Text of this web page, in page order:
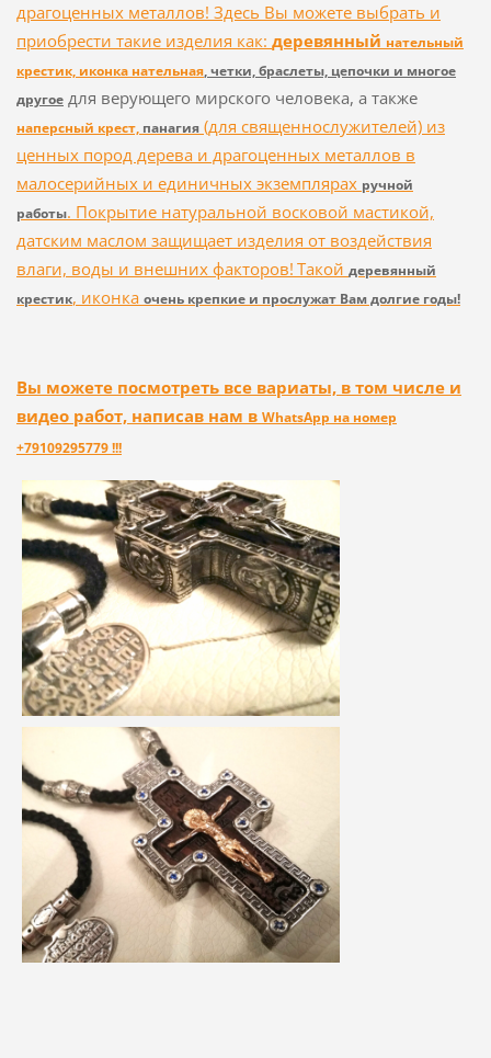
драгоценных металлов! Здесь Вы можете выбрать и
приобрести такие изделия как: деревянный нательный
крестик, иконка нательная, четки, браслеты, цепочки и многое
другоедля верующего мирского человека, а также
наперсный крест, панагия(для священнослужителей) из
ценных пород дерева и драгоценных металлов в
малосерийных и единичных экземплярах ручной
работы. Покрытие натуральной восковой мастикой,
датским маслом защищает изделия от воздействия
влаги, воды и внешних факторов! Такой деревянный
крестик, иконка очень крепкие и прослужат Вам долгие годы!
Вы можете посмотреть все вариаты, в том числе и
видео работ, написав нам в WhatsApp на номер
+79109295779 !!!